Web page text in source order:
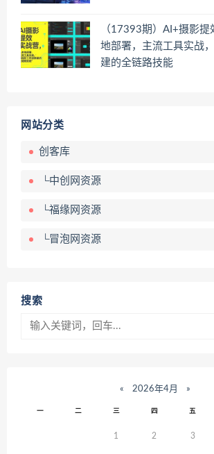
（17393期）AI+摄影
地部署，主流工具实战
建的全链路技能
网站分类
创客库
└中创网资源
└福缘网资源
└冒泡网资源
搜索
« 2026年4月 »
一 二 三 四 五
1 2 3